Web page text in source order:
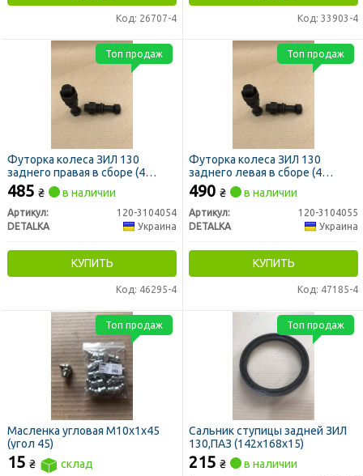
Код: 26707-4 Код: 33903-4
Футорка колеса ЗИЛ 130
заднего правая в сборе (4
наименования, М20хМ20)
(DETALKA)
485 ₴ в наличии
Артикул:
120-3104054
DETALKA
Украина
КУПИТЬ
Код: 46295-4
Топ продаж
Футорка колеса ЗИЛ 130
заднего левая в сборе (4
наименования, М20хМ20)
(DETALKA)
490 ₴ в наличии
Артикул:
120-3104055
DETALKA
Украина
КУПИТЬ
Код: 47185-4
Топ продаж
Масленка угловая М10х1х45
(угол 45)
15 ₴ склад
Топ продаж
Сальник ступицы задней ЗИЛ
130,ПАЗ (142х168х15)
215 ₴ в наличии
Топ продаж